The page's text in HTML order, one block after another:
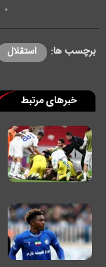
۰
برچسب ها: استقلال
خبرهای مرتبط